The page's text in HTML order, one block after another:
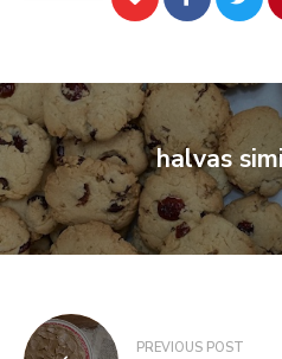
halvas
PREVIOUS POST